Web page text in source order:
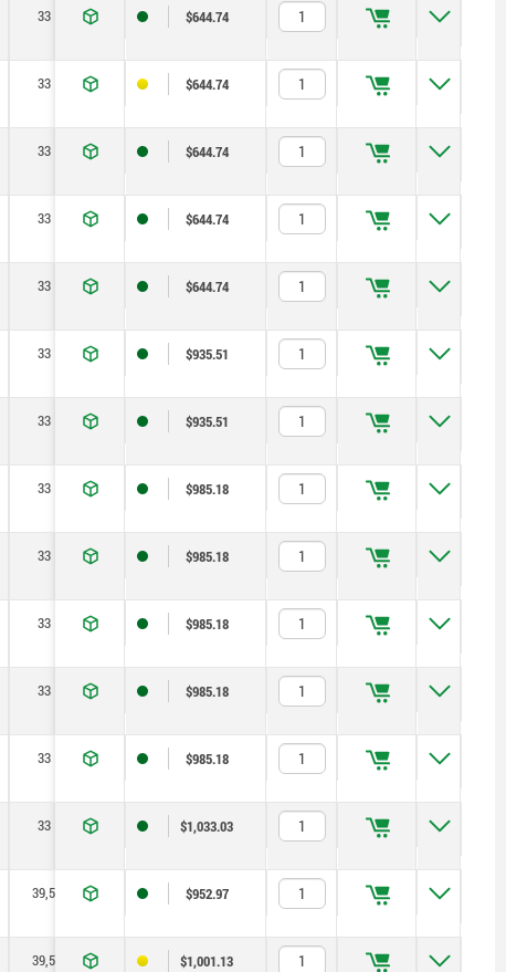
33 37,8$644.74
33 42,8$644.74
33 47,8$644.74
33 52,8$644.74
33 57,8$644.74
33 28,9$935.51
33 33,9$935.51
33 38,9$985.18
33 43,9$985.18
33 48,9$985.18
33 53,9$985.18
33 58,9$985.18
33 68,9
$1,033.03
39,5 34,9$952.97
39,5 39,9
$1,001.13